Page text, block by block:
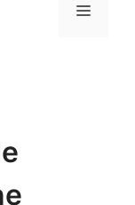
Menu